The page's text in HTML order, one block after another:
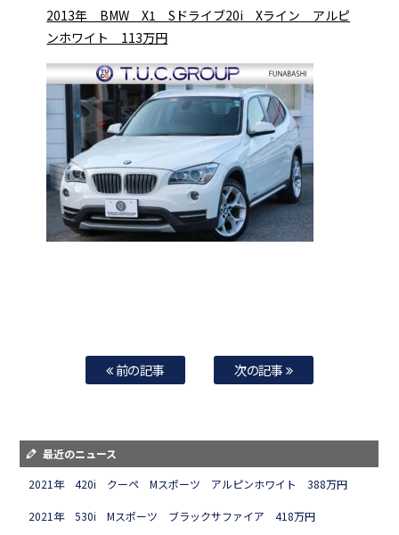
2013年 BMW X1 Sドライブ20i Xライン アルピ
ンホワイト 113万円
前の記事 次の記事
最近のニュース
2021年 420i クーペ Mスポーツ アルピンホワイト 388万円
2021年 530i Mスポーツ ブラックサファイア 418万円